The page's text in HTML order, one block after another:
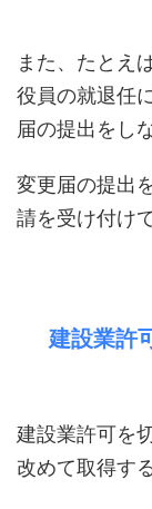
また、たとえ
役員の就退任
届の提出をし
変更届の提出
請を受け付け
建設業許
建設業許可を
改めて取得す